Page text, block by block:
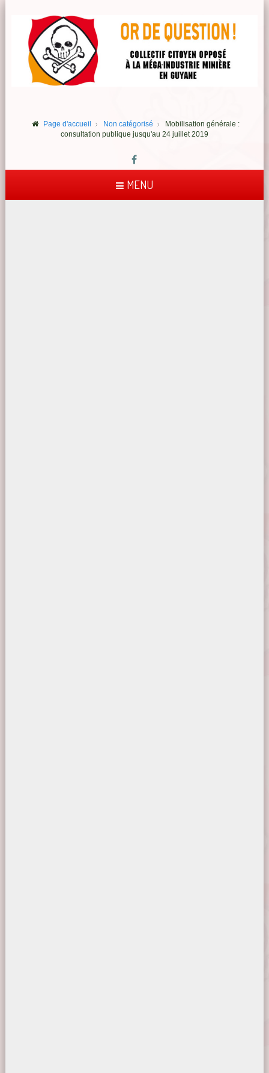
Page d'accueil Non catégorisé
Mobilisation générale :
consultation publique jusqu'au 24 juillet 2019
MENU